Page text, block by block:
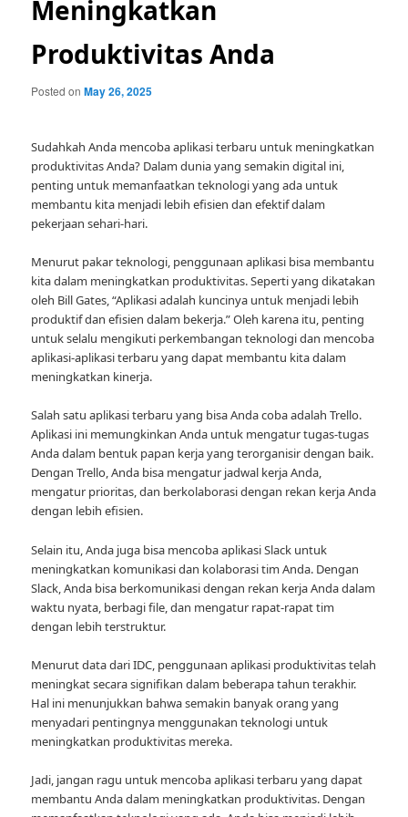
Meningkatkan
Produktivitas Anda
Posted onMay 26, 2025
Sudahkah Anda mencoba aplikasi terbaru untuk meningkatkan
produktivitas Anda? Dalam dunia yang semakin digital ini,
penting untuk memanfaatkan teknologi yang ada untuk
membantu kita menjadi lebih efisien dan efektif dalam
pekerjaan sehari-hari.
Menurut pakar teknologi, penggunaan aplikasi bisa membantu
kita dalam meningkatkan produktivitas. Seperti yang dikatakan
oleh Bill Gates, “Aplikasi adalah kuncinya untuk menjadi lebih
produktif dan efisien dalam bekerja.” Oleh karena itu, penting
untuk selalu mengikuti perkembangan teknologi dan mencoba
aplikasi-aplikasi terbaru yang dapat membantu kita dalam
meningkatkan kinerja.
Salah satu aplikasi terbaru yang bisa Anda coba adalah Trello.
Aplikasi ini memungkinkan Anda untuk mengatur tugas-tugas
Anda dalam bentuk papan kerja yang terorganisir dengan baik.
Dengan Trello, Anda bisa mengatur jadwal kerja Anda,
mengatur prioritas, dan berkolaborasi dengan rekan kerja Anda
dengan lebih efisien.
Selain itu, Anda juga bisa mencoba aplikasi Slack untuk
meningkatkan komunikasi dan kolaborasi tim Anda. Dengan
Slack, Anda bisa berkomunikasi dengan rekan kerja Anda dalam
waktu nyata, berbagi file, dan mengatur rapat-rapat tim
dengan lebih terstruktur.
Menurut data dari IDC, penggunaan aplikasi produktivitas telah
meningkat secara signifikan dalam beberapa tahun terakhir.
Hal ini menunjukkan bahwa semakin banyak orang yang
menyadari pentingnya menggunakan teknologi untuk
meningkatkan produktivitas mereka.
Jadi, jangan ragu untuk mencoba aplikasi terbaru yang dapat
membantu Anda dalam meningkatkan produktivitas. Dengan